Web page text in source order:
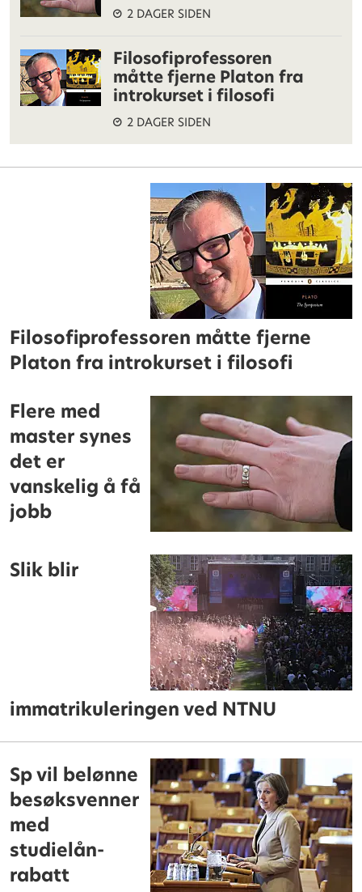
2 DAGER SIDEN
Filosofiprofessoren
måtte fjerne Platon fra
introkurset i filosofi
2 DAGER SIDEN
Filosofiprofessoren måtte fjerne
Platon fra introkurset i filosofi
Flere med
master synes
det er
vanskelig å få
jobb
Slik blir
immatrikuleringen ved NTNU
Sp vil belønne
besøksvenner
med
studielån-
rabatt